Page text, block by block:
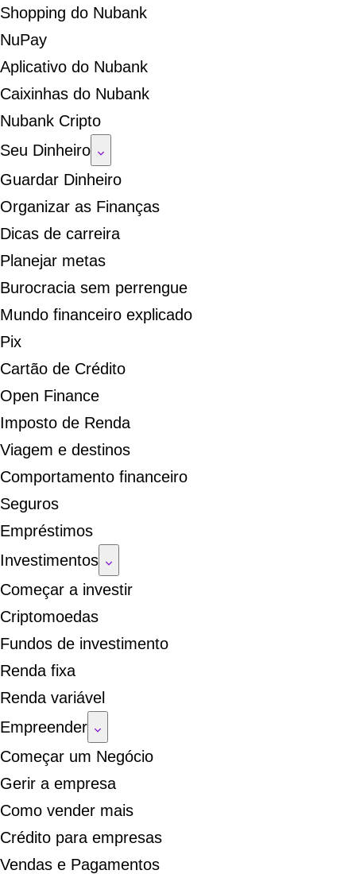
Shopping do Nubank
NuPay
Aplicativo do Nubank
Caixinhas do Nubank
Nubank Cripto
Seu Dinheiro
Guardar Dinheiro
Organizar as Finanças
Dicas de carreira
Planejar metas
Burocracia sem perrengue
Mundo financeiro explicado
Pix
Cartão de Crédito
Open Finance
Imposto de Renda
Viagem e destinos
Comportamento financeiro
Seguros
Empréstimos
Investimentos
Começar a investir
Criptomoedas
Fundos de investimento
Renda fixa
Renda variável
Empreender
Começar um Negócio
Gerir a empresa
Como vender mais
Crédito para empresas
Vendas e Pagamentos